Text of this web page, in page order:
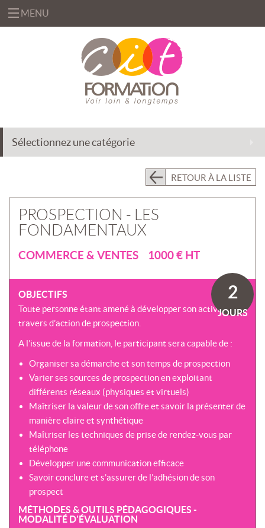
MENU
INFORMATIQUE
MANAGEMENT
&
FORMATION
DÉLÉGATION
FORMATEURS
ASSISTANCE
DÉVELOPPEMENT
CPF
ACCORD
CENTRE
PRÉSENTIEL
INTRA
PRÉSENTIEL
COACHING
SÉMINAIRES
LEARNING
BLENDED
MULTI-
MODALES
DIRIGEANT
QUI
NOUS
PRÉSENTATION
DÉMARCHE
NOS
ÉQUIPES
ACTIONS
COLLECTIVES
CENTRE
RÉSEAU
NATIONAL
Sélectionnez une catégorie
RETOUR À LA LISTE
PROSPECTION - LES
FONDAMENTAUX
COMMERCE & VENTES 1000 € HT
OBJECTIFS
Toute personne étant amené à développer son activité au
travers d’action de prospection.
A l’issue de la formation, le participant sera capable de :
Organiser sa démarche et son temps de prospection
Varier ses sources de prospection en exploitant
différents réseaux (physiques et virtuels)
Maîtriser la valeur de son offre et savoir la présenter de
manière claire et synthétique
Maîtriser les techniques de prise de rendez-vous par
téléphone
Développer une communication efficace
Savoir conclure et s’assurer de l’adhésion de son
prospect
MÉTHODES & OUTILS PÉDAGOGIQUES -
MODALITÉ D'ÉVALUATION
2
JOURS